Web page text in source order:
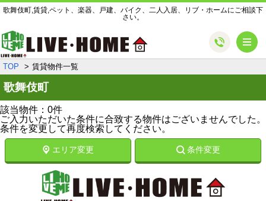
歌舞伎町,賃貸,ペット、楽器、戸建、バイク、二人入居、リブ・ホームにご相談下
さい。
TOP 賃貸物件一覧
歌舞伎町
該当物件：0件
ご入力いただいた条件に合致する物件はございませんでした。
条件を変更して再度検索してください。
エリア変更 条件変更